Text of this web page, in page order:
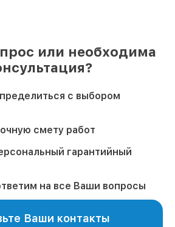
или необходима
с выбором
смету работ
гарантийный
на все Ваши вопросы
Ваши контакты